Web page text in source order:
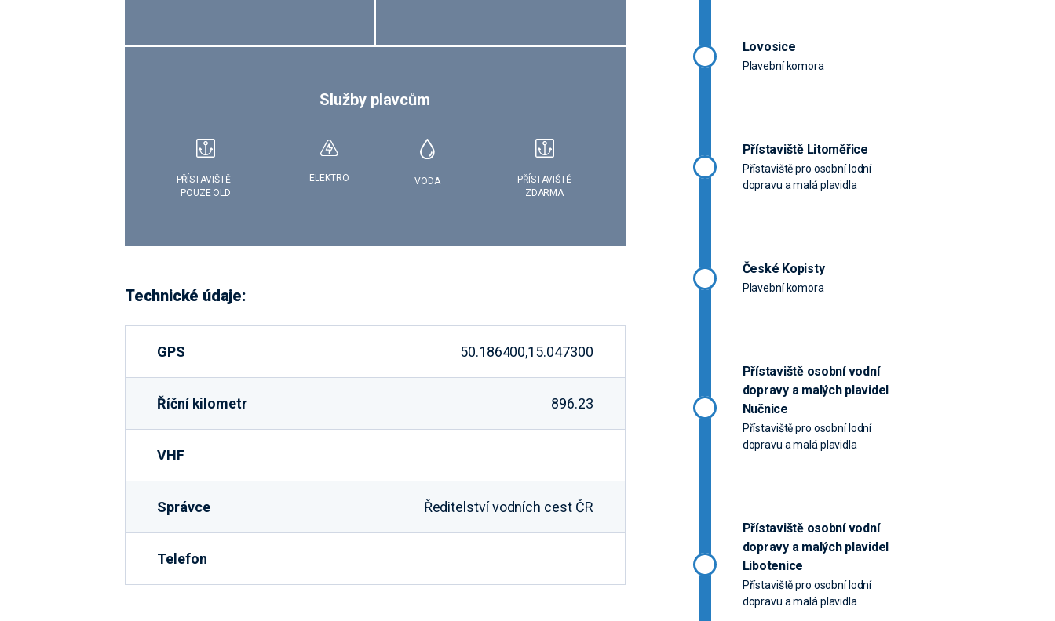
Služby plavcům
PŘÍSTAVIŠTĚ -
POUZE OLD
ELEKTRO VODA
PŘÍSTAVIŠTĚ
ZDARMA
Technické údaje:
GPS 50.186400,15.047300
Říční kilometr 896.23
VHF
Správce Ředitelství vodních cest ČR
Telefon
Lovosice
Plavební komora
Přístaviště Litoměřice
Přístaviště pro osobní lodní
dopravu a malá plavidla
České Kopisty
Plavební komora
Přístaviště osobní vodní
dopravy a malých plavidel
Nučnice
Přístaviště pro osobní lodní
dopravu a malá plavidla
Přístaviště osobní vodní
dopravy a malých plavidel
Libotenice
Přístaviště pro osobní lodní
dopravu a malá plavidla